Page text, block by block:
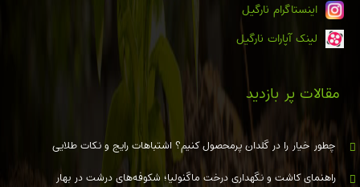
اینستاگرام نارگیل
لینک آپارات نارگیل
مقالات پر بازدید
چطور خیار را در گلدان پرمحصول کنیم؟ اشتباهات رایج و نکات طلایی
راهنمای کاشت و نگهداری درخت ماگنولیا؛ شکوفه‌های درشت در بهار